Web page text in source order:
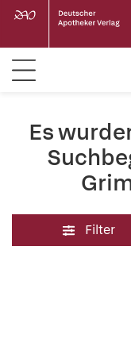
Es
Filter